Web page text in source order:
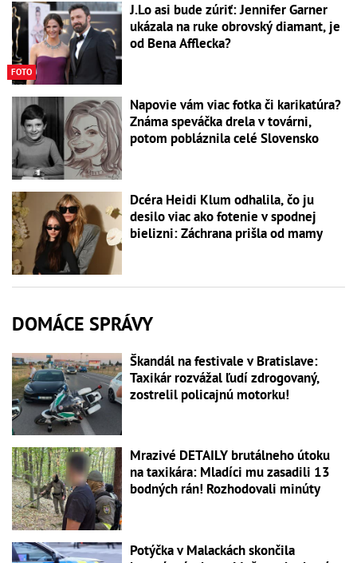
FOTO
J.Lo asi bude zúriť: Jennifer Garner
ukázala na ruke obrovský diamant, je
od Bena Afflecka?
Napovie vám viac fotka či karikatúra?
Známa speváčka drela v továrni,
potom pobláznila celé Slovensko
Dcéra Heidi Klum odhalila, čo ju
desilo viac ako fotenie v spodnej
bielizni: Záchrana prišla od mamy
DOMÁCE SPRÁVY
Škandál na festivale v Bratislave:
Taxikár rozvážal ľudí zdrogovaný,
zostrelil policajnú motorku!
Mrazivé DETAILY brutálneho útoku
na taxikára: Mladíci mu zasadili 13
bodných rán! Rozhodovali minúty
Potýčka v Malackách skončila